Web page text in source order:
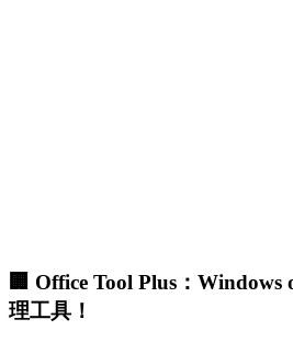
🏢 Office Tool Plus：
理工具！